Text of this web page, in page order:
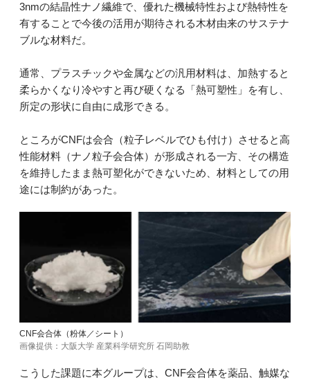
3nmの結晶性ナノ繊維で、優れた機械特性および熱特性を
有することで今後の活用が期待される木材由来のサステナ
ブルな材料だ。
通常、プラスチックや金属などの汎用材料は、加熱すると
柔らかくなり冷やすと再び硬くなる「熱可塑性」を有し、
所定の形状に自由に成形できる。
ところがCNFは会合（粒子レベルでひも付け）させると高
性能材料（ナノ粒子会合体）が形成される一方、その構造
を維持したまま熱可塑化ができないため、材料としての用
途には制約があった。
CNF会合体（粉体／シート）
画像提供：大阪大学 産業科学研究所 石岡助教
こうした課題に本グループは、CNF会合体を薬品、触媒な